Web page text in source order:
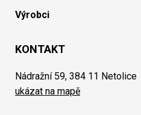
Výrobci
KONTAKT
Nádražní 59, 384 11 Netolice
ukázat na mapě